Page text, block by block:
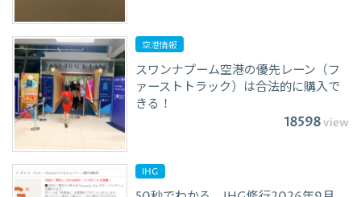
空港情報
スワンナプーム空港の優先レーン（フ
ァーストトラック）は合法的に購入で
きる！
18598view
IHG